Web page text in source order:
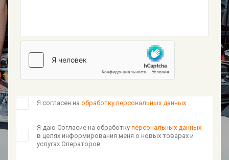
Я согласен на обработку персональных данных
Я даю Согласие на обработку персональных данных
в целях информирования меня о новых товарах и
услугах Операторов